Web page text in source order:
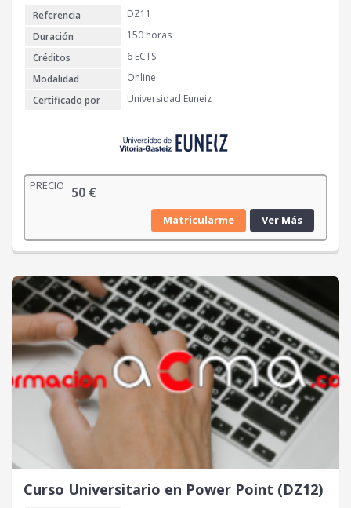
Referencia
DZ11
Duración
150 horas
Créditos
6 ECTS
Modalidad
Online
Certificado por
Universidad Euneiz
PRECIO 50 €
Matricularme Ver Más
Curso Universitario en Power Point (DZ12)